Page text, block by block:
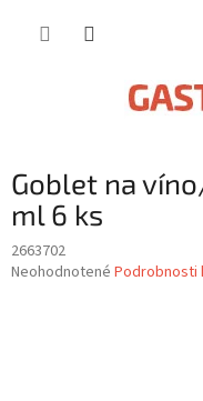
Goblet na
ml 6 ks
2663702
Priemerné
Neohodnotené Podrobnosti